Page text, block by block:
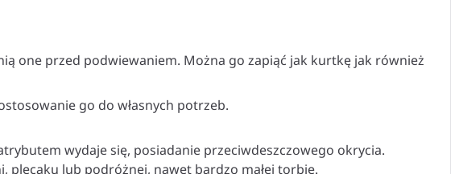
one przed podwiewaniem. Można go zapiąć jak kurtkę jak również
go do własnych potrzeb.
wydaje się, posiadanie przeciwdeszczowego okrycia.
plecaku lub podróżnej, nawet bardzo małej torbie.